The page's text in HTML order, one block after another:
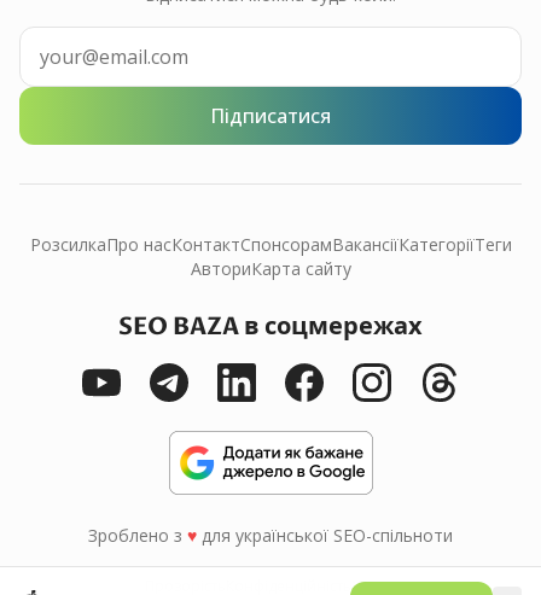
Підписатися
РозсилкаПро насКонтактСпонсорамВакансіїКатегоріїТеги
АвториКарта сайту
SEO BAZA в соцмережах
Зроблено з ♥ для української SEO-спільноти
Умови